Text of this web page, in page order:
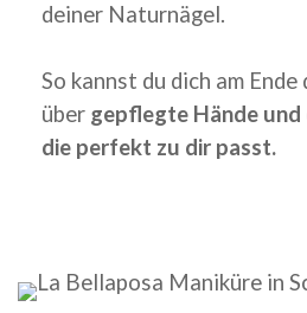
deiner Naturnägel.
So kannst du dich am
über gepflegte Hände und
die perfekt zu dir passt.